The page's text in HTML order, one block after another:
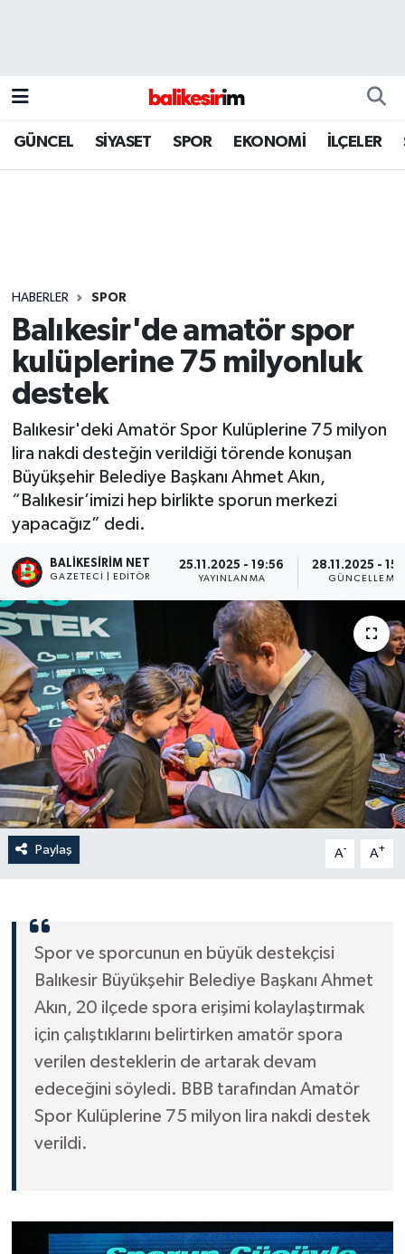
GÜNCEL SİYASET SPOR EKONOMİ İLÇELER
HABERLER SPOR
Balıkesir'de amatör spor
kulüplerine 75 milyonluk
destek
Balıkesir'deki Amatör Spor Kulüplerine 75 milyon
lira nakdi desteğin verildiği törende konuşan
Büyükşehir Belediye Başkanı Ahmet Akın,
“Balıkesir’imizi hep birlikte sporun merkezi
yapacağız” dedi.
BALIKESIRIM NET
GAZETECI | EDITÖR
25.11.2025 - 19:56
YAYINLANMA
28.11.2025 -
GÜNCELLEME
Paylaş A- A+
Spor ve sporcunun en büyük destekçisi
Balıkesir Büyükşehir Belediye Başkanı Ahmet
Akın, 20 ilçede spora erişimi kolaylaştırmak
için çalıştıklarını belirtirken amatör spora
verilen desteklerin de artarak devam
edeceğini söyledi. BBB tarafından Amatör
Spor Kulüplerine 75 milyon lira nakdi destek
verildi.